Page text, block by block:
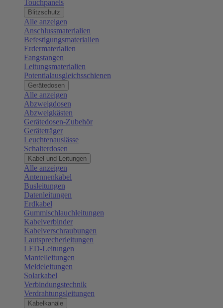
Touchpanels
Blitzschutz
Alle anzeigen
Anschlussmaterialien
Befestigungsmaterialien
Erdermaterialien
Fangstangen
Leitungsmaterialien
Potentialausgleichsschienen
Gerätedosen
Alle anzeigen
Abzweigdosen
Abzweigkästen
Gerätedosen-Zubehör
Geräteträger
Leuchtenauslässe
Schalterdosen
Kabel und Leitungen
Alle anzeigen
Antennenkabel
Busleitungen
Datenleitungen
Erdkabel
Gummischlauchleitungen
Kabelverbinder
Kabelverschraubungen
Lautsprecherleitungen
LED-Leitungen
Mantelleitungen
Meldeleitungen
Solarkabel
Verbindungstechnik
Verdrahtungsleitungen
Kabelkanäle